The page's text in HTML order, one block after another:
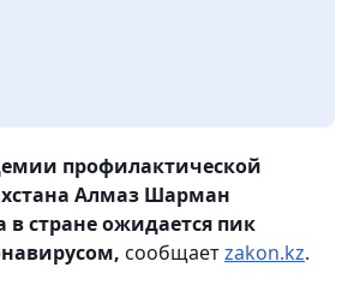
профилактической
Алмаз Шарман
в стране ожидается пик
сообщаетzakon.kz.